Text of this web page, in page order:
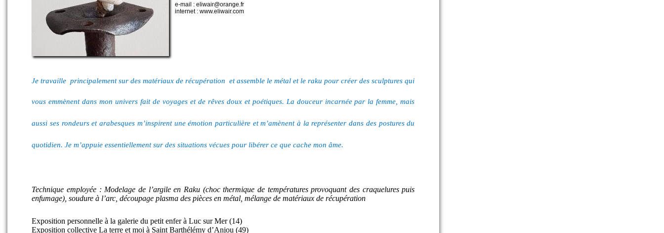
e-mail : eliwair@orange.fr
internet : www.eliwair.com
Je travaille principalement sur des matériaux de récupération et assemble le métal et le raku pour créer des sculptures qui
vous emmènent dans mon univers fait de voyages et de rêves doux et poétiques. La douceur incarnée par la femme, mais
aussi ses rondeurs et arabesques m’inspirent une émotion particulière et m’amènent à la représenter dans des postures du
quotidien. Je m’appuie essentiellement sur des situations vécues pour libérer ce que cache mon âme.
Technique employée : Modelage de l’argile en Raku (choc thermique de températures provoquant des craquelures puis
enfumage), soudure à l’arc, découpage plasma des pièces en métal, mélange de matériaux de récupération
Exposition personnelle à la galerie du petit enfer à Luc sur Mer (14)
Exposition collective La terre et moi à Saint Barthélémy d’Anjou (49)